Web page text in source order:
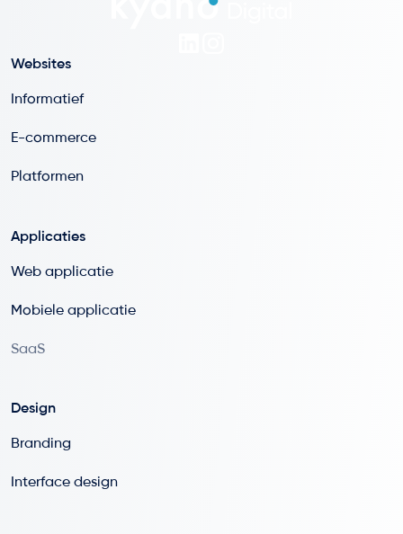
Websites
Informatief
E-commerce
Platformen
Applicaties
Web applicatie
Mobiele applicatie
SaaS
Design
Branding
Interface design